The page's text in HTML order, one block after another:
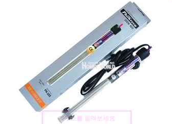
마우스를 올려보세요